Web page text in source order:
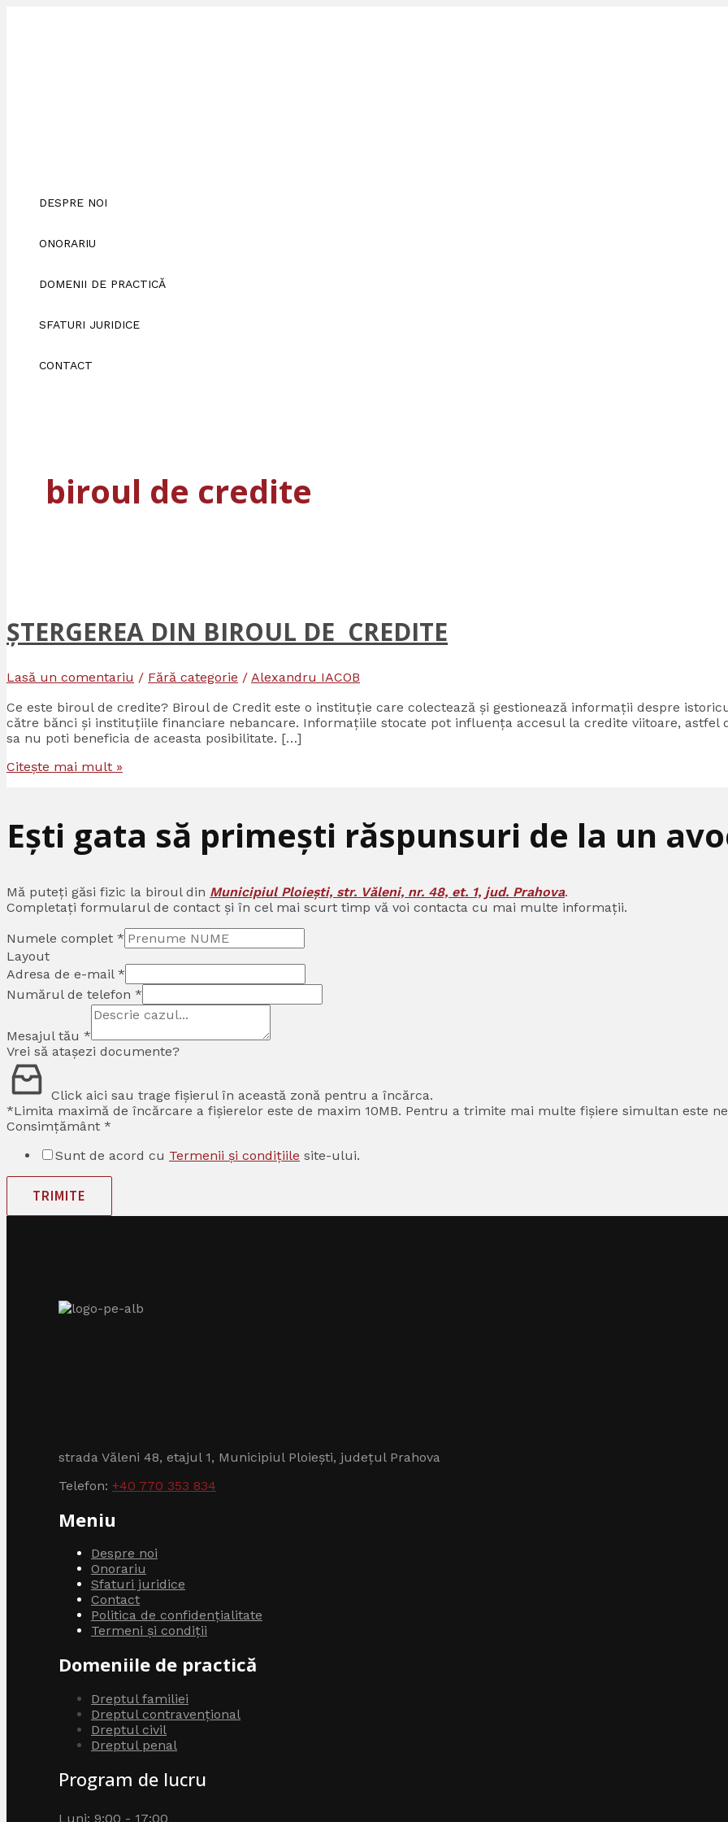
DESPRE NOI
ONORARIU
DOMENII DE PRACTICĂ
SFATURI JURIDICE
CONTACT
biroul de credite
ȘTERGEREA DIN BIROUL DE CREDITE
Lasă un comentariu / Fără categorie / Alexandru IACOB
Ce este biroul de credite? Biroul de Credit este o instituție care colectează și gestionează informații despre
către bănci și instituțiile financiare nebancare. Informațiile stocate pot influența accesul la credite viitoare, astfel
sa nu poti beneficia de aceasta posibilitate. […]
Citește mai mult »
Ești gata să primești răspunsuri de la un
Mă puteți găsi fizic la biroul din Municipiul Ploiești, str. Văleni, nr. 48, et. 1, jud. Prahova.
Completați formularul de contact și în cel mai scurt timp vă voi contacta cu mai multe informații.
Numele complet *
Layout
Adresa de e-mail *
Numărul de telefon *
Mesajul tău *
Vrei să atașezi documente?
Click aici sau trage fișierul în această zonă pentru a încărca.
*Limita maximă de încărcare a fișierelor este de maxim 10MB. Pentru a trimite mai multe fișiere simultan este
Consimțământ *
Sunt de acord cu Termenii și condițiile site-ului.
TRIMITE
strada Văleni 48, etajul 1, Municipiul Ploiești, județul Prahova
Telefon: +40 770 353 834
Meniu
Despre noi
Onorariu
Sfaturi juridice
Contact
Politica de confidențialitate
Termeni și condiții
Domeniile de practică
Dreptul familiei
Dreptul contravențional
Dreptul civil
Dreptul penal
Program de lucru
Luni: 9:00 - 17:00